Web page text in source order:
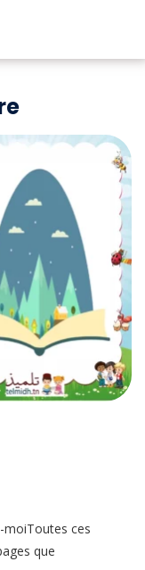
moiToutes ces
que